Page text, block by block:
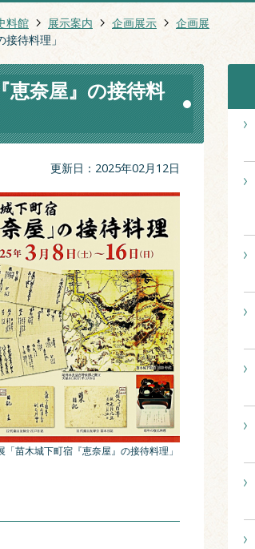
料館 展示案内 企画展示
企画展
待料理」
恵奈屋』の接待料
更新日：2025年02月12日
「苗木城下町宿『恵奈屋』の接待料理」